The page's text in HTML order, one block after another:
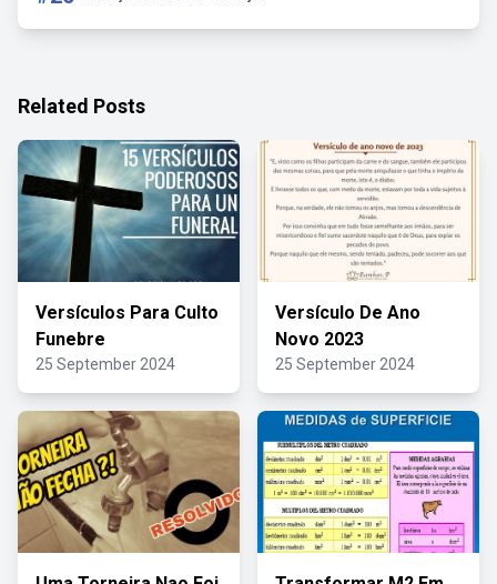
Related Posts
Versículos Para Culto
Funebre
25 September 2024
Versículo De Ano
Novo 2023
25 September 2024